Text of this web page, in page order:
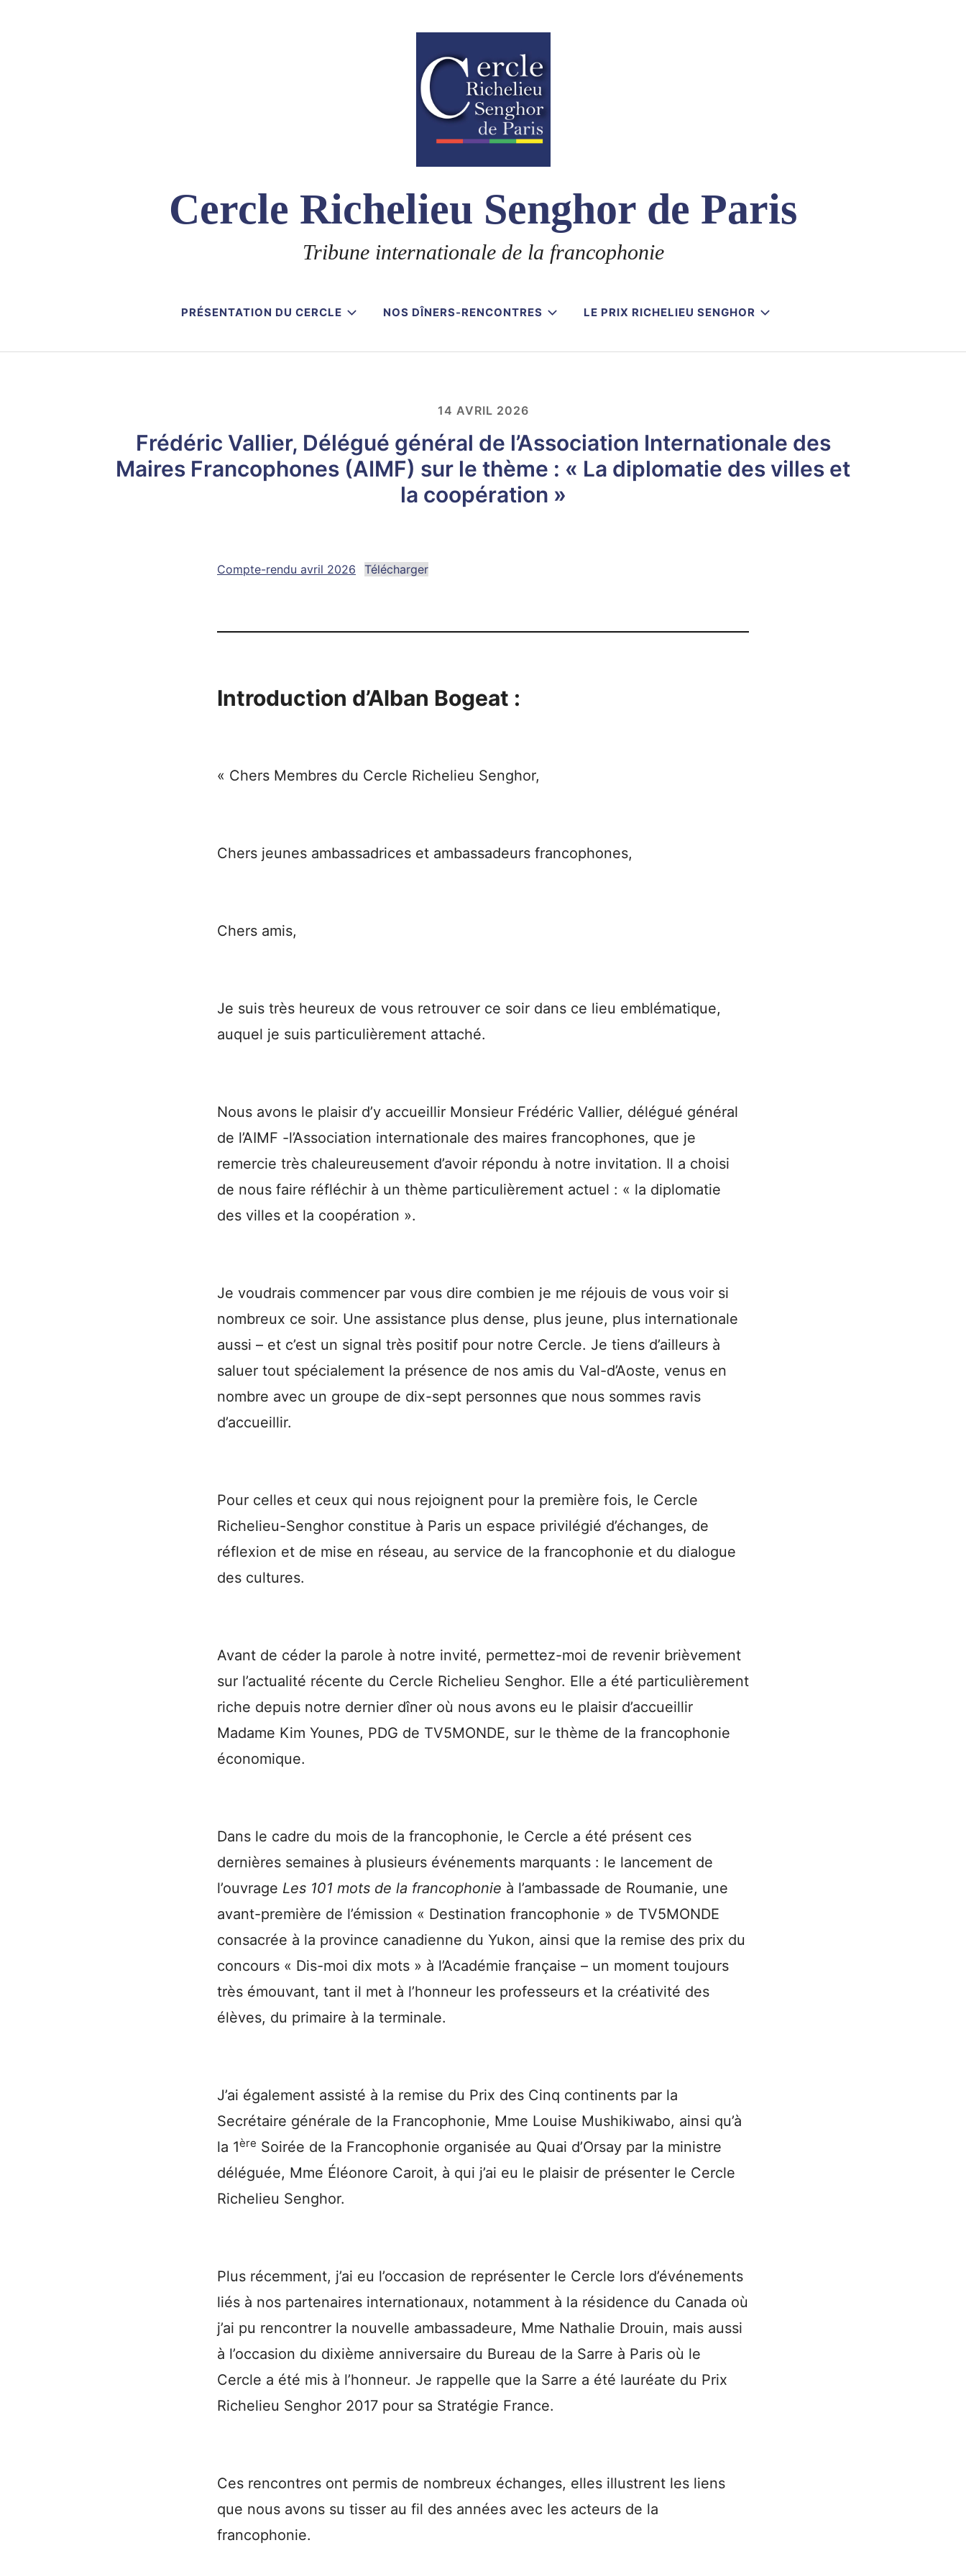
Cercle Richelieu Senghor de Paris
Tribune internationale de la francophonie
PRÉSENTATION DU CERCLE NOS DÎNERS-RENCONTRES LE PRIX RICHELIEU SENGHOR
14 AVRIL 2026
Frédéric Vallier, Délégué général de l’Association Internationale des
Maires Francophones (AIMF) sur le thème : « La diplomatie des villes et
la coopération »
Compte-rendu avril 2026 Télécharger
Introduction d’Alban Bogeat :
« Chers Membres du Cercle Richelieu Senghor,
Chers jeunes ambassadrices et ambassadeurs francophones,
Chers amis,
Je suis très heureux de vous retrouver ce soir dans ce lieu emblématique,
auquel je suis particulièrement attaché.
Nous avons le plaisir d’y accueillir Monsieur Frédéric Vallier, délégué général
de l’AIMF -l’Association internationale des maires francophones, que je
remercie très chaleureusement d’avoir répondu à notre invitation. Il a choisi
de nous faire réfléchir à un thème particulièrement actuel : « la diplomatie
des villes et la coopération ».
Je voudrais commencer par vous dire combien je me réjouis de vous voir si
nombreux ce soir. Une assistance plus dense, plus jeune, plus internationale
aussi – et c’est un signal très positif pour notre Cercle. Je tiens d’ailleurs à
saluer tout spécialement la présence de nos amis du Val-d’Aoste, venus en
nombre avec un groupe de dix-sept personnes que nous sommes ravis
d’accueillir.
Pour celles et ceux qui nous rejoignent pour la première fois, le Cercle
Richelieu-Senghor constitue à Paris un espace privilégié d’échanges, de
réflexion et de mise en réseau, au service de la francophonie et du dialogue
des cultures.
Avant de céder la parole à notre invité, permettez-moi de revenir brièvement
sur l’actualité récente du Cercle Richelieu Senghor. Elle a été particulièrement
riche depuis notre dernier dîner où nous avons eu le plaisir d’accueillir
Madame Kim Younes, PDG de TV5MONDE, sur le thème de la francophonie
économique.
Dans le cadre du mois de la francophonie, le Cercle a été présent ces
dernières semaines à plusieurs événements marquants : le lancement de
l’ouvrage Les 101 mots de la francophonie à l’ambassade de Roumanie, une
avant-première de l’émission « Destination francophonie » de TV5MONDE
consacrée à la province canadienne du Yukon, ainsi que la remise des prix du
concours « Dis-moi dix mots » à l’Académie française – un moment toujours
très émouvant, tant il met à l’honneur les professeurs et la créativité des
élèves, du primaire à la terminale.
J’ai également assisté à la remise du Prix des Cinq continents par la
Secrétaire générale de la Francophonie, Mme Louise Mushikiwabo, ainsi qu’à
la 1ère Soirée de la Francophonie organisée au Quai d’Orsay par la ministre
déléguée, Mme Éléonore Caroit, à qui j’ai eu le plaisir de présenter le Cercle
Richelieu Senghor.
Plus récemment, j’ai eu l’occasion de représenter le Cercle lors d’événements
liés à nos partenaires internationaux, notamment à la résidence du Canada où
j’ai pu rencontrer la nouvelle ambassadeure, Mme Nathalie Drouin, mais aussi
à l’occasion du dixième anniversaire du Bureau de la Sarre à Paris où le
Cercle a été mis à l’honneur. Je rappelle que la Sarre a été lauréate du Prix
Richelieu Senghor 2017 pour sa Stratégie France.
Ces rencontres ont permis de nombreux échanges, elles illustrent les liens
que nous avons su tisser au fil des années avec les acteurs de la
francophonie.